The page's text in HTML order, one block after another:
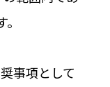
事項として